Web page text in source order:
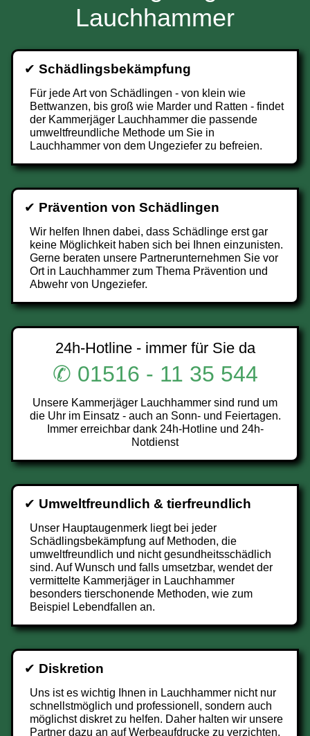
Lauchhammer
✔ Schädlingsbekämpfung
Für jede Art von Schädlingen - von klein wie
Bettwanzen, bis groß wie Marder und Ratten - findet
der Kammerjäger Lauchhammer die passende
umweltfreundliche Methode um Sie in
Lauchhammer von dem Ungeziefer zu befreien.
✔ Prävention von Schädlingen
Wir helfen Ihnen dabei, dass Schädlinge erst gar
keine Möglichkeit haben sich bei Ihnen einzunisten.
Gerne beraten unsere Partnerunternehmen Sie vor
Ort in Lauchhammer zum Thema Prävention und
Abwehr von Ungeziefer.
24h-Hotline - immer für Sie da
✆ 01516 - 11 35 544
Unsere Kammerjäger Lauchhammer sind rund um
die Uhr im Einsatz - auch an Sonn- und Feiertagen.
Immer erreichbar dank 24h-Hotline und 24h-
Notdienst
✔ Umweltfreundlich & tierfreundlich
Unser Hauptaugenmerk liegt bei jeder
Schädlingsbekämpfung auf Methoden, die
umweltfreundlich und nicht gesundheitsschädlich
sind. Auf Wunsch und falls umsetzbar, wendet der
vermittelte Kammerjäger in Lauchhammer
besonders tierschonende Methoden, wie zum
Beispiel Lebendfallen an.
✔ Diskretion
Uns ist es wichtig Ihnen in Lauchhammer nicht nur
schnellstmöglich und professionell, sondern auch
möglichst diskret zu helfen. Daher halten wir unsere
Partner dazu an auf Werbeaufdrucke zu verzichten,